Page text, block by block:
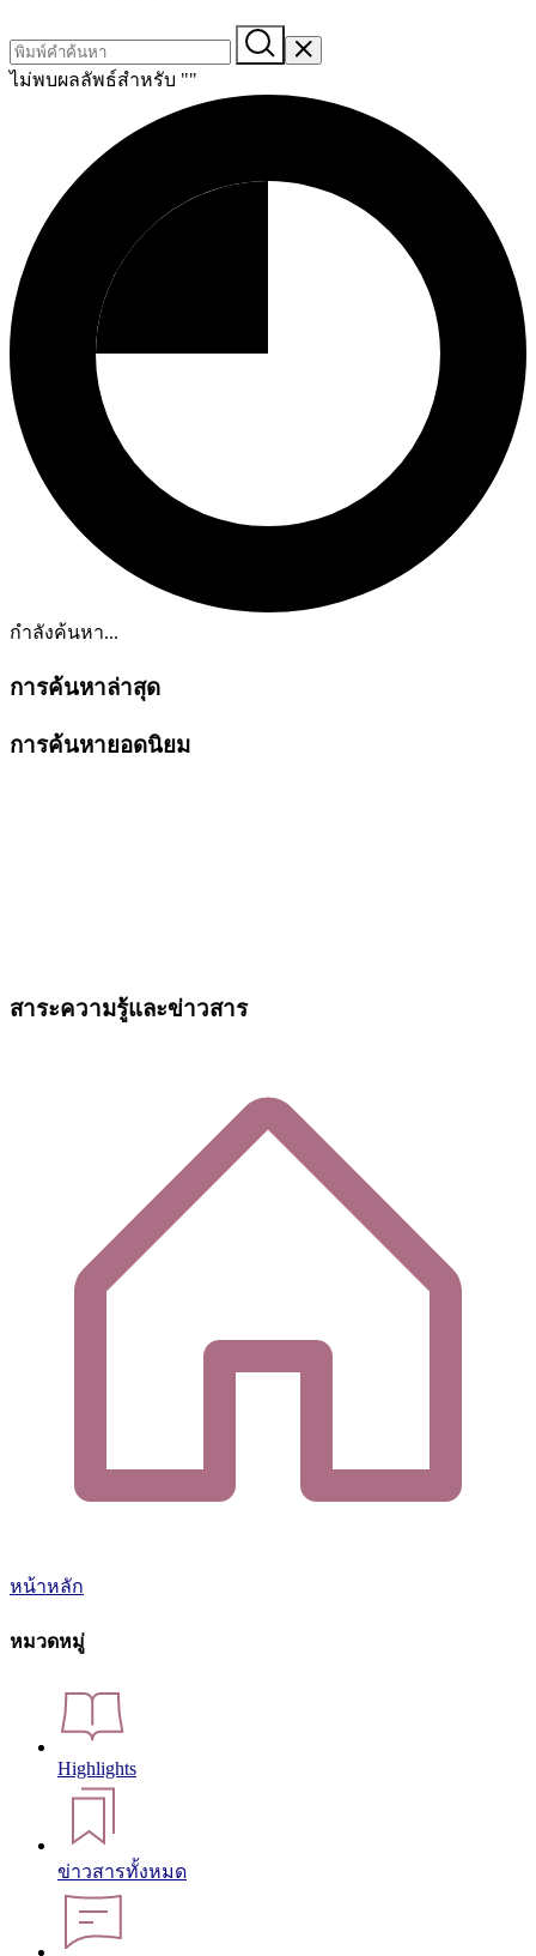
ไม่พบผลลัพธ์สำหรับ ""
กำลังค้นหา...
การค้นหาล่าสุด
การค้นหายอดนิยม
สาระความรู้และข่าวสาร
หน้าหลัก
หมวดหมู่
Highlights
ข่าวสารทั้งหมด